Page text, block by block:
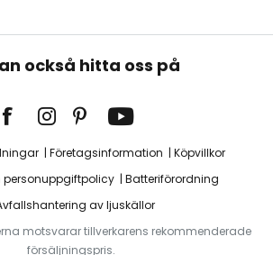
också hitta oss på
Företagsinformation
Köpvillkor
personuppgiftpolicy
Batteriförordning
av ljuskällor
motsvarar tillverkarens rekommenderade
försäljningspris.